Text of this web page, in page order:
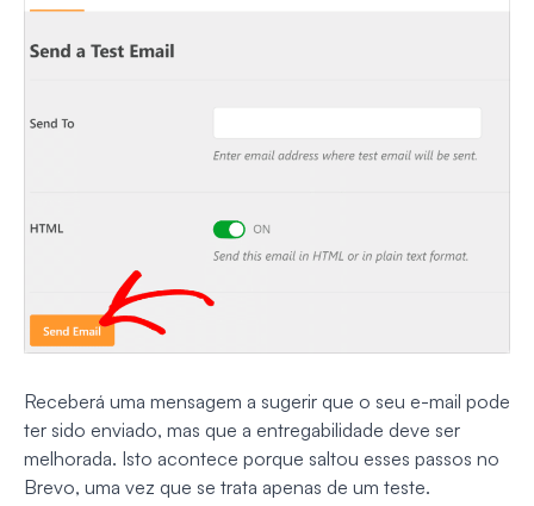
Receberá uma mensagem a sugerir que o seu e-mail pode
ter sido enviado, mas que a entregabilidade deve ser
melhorada. Isto acontece porque saltou esses passos no
Brevo, uma vez que se trata apenas de um teste.